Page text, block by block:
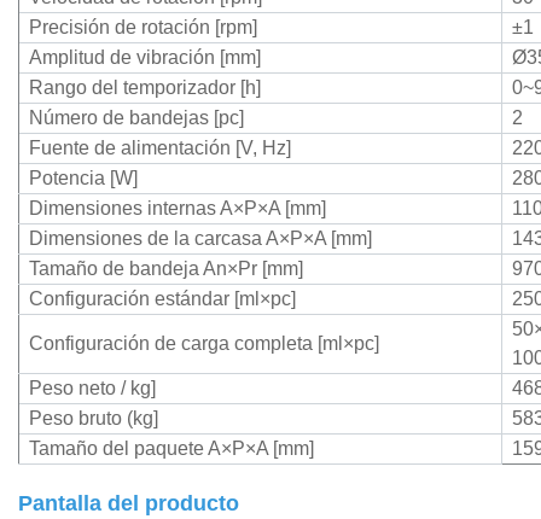
Precisión de rotación [rpm]
±1
Amplitud de vibración [mm]
Rango del temporizador [h]
Número de bandejas [pc]
2
Fuente de alimentación [V, Hz]
Potencia [W]
Dimensiones internasA×P×A [mm]
Dimensiones de la carcasaA×P×A [mm]
Tamaño de bandeja An×Pr [mm]
Configuración estándar [ml×pc]
Configuración de carga completa [ml×pc]
Peso neto / kg]
Peso bruto (kg]
Tamaño del paqueteA×P×A [mm]
Pantalla del producto